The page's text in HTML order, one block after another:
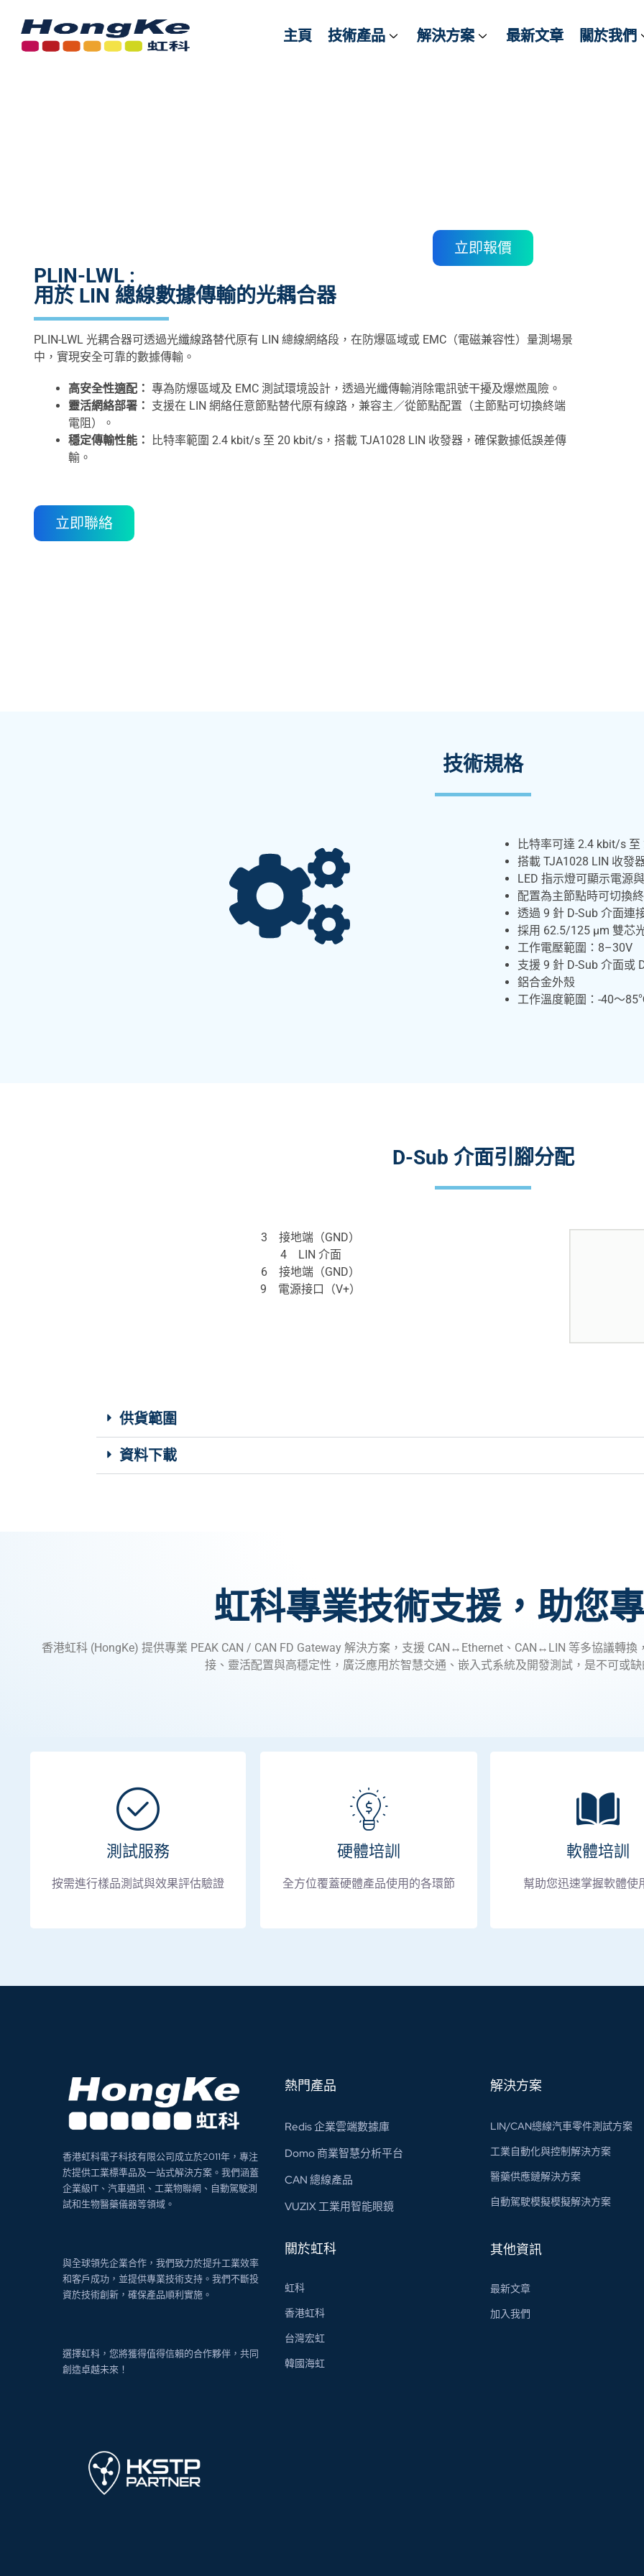
主頁 技術產品 解決方案 最新文章 關於我們
主頁 技術產品 解決方案 最新文章 關於我們
立即報價
PLIN-LWL :
用於 LIN 總線數據傳輸的光耦合器
PLIN-LWL 光耦合器可透過光纖線路替代原有 LIN 總線網絡段，在防爆區域或 EMC（電磁兼容性）量測場景
中，實現安全可靠的數據傳輸。
高安全性適配： 專為防爆區域及 EMC 測試環境設計，透過光纖傳輸消除電訊號干擾及爆燃風險。
靈活網絡部署： 支援在 LIN 網絡任意節點替代原有線路，兼容主／從節點配置（主節點可切換終端
電阻）。
穩定傳輸性能：
比特率範圍 2.4 kbit/s 至 20 kbit/s，搭載 TJA1028 LIN 收發器，確保數據低誤差傳
輸。
立即聯絡
技術規格
比特率可達 2.4 kbit/s
搭載 TJA1028 LIN 收發
LED 指示燈可顯示電源
配置為主節點時可切換
透過 9 針 D-Sub 介面連
採用 62.5/125 µm 雙芯
工作電壓範圍：8–30V
支援 9 針 D-Sub 介面或
鋁合金外殼
工作溫度範圍：-40～
D-Sub 介面引腳分配
3 接地端（GND）
4 LIN 介面
6 接地端（GND）
9 電源接口（V+）
供貨範圍
資料下載
虹科專業技術支援，助您
香港虹科 (HongKe) 提供專業 PEAK CAN / CAN FD Gateway 解決方案，支援 CAN↔Ethernet、CAN↔LIN 等多協議轉
接、靈活配置與高穩定性，廣泛應用於智慧交通、嵌入式系統及開發測試，是不可或
測試服務
按需進行樣品測試與效果評估驗證
硬體培訓
全方位覆蓋硬體產品使用的各環節
軟體培訓
幫助您迅速掌握軟體使
香港虹科電子科技有限公司成立於2011年，專注
於提供工業標準品及一站式解決方案。我們涵蓋
企業級IT、汽車通訊、工業物聯網、自動駕駛測
試和生物醫藥儀器等領域。
與全球領先企業合作，我們致力於提升工業效率
和客戶成功，並提供專業技術支持。我們不斷投
資於技術創新，確保產品順利實施。
選擇虹科，您將獲得值得信賴的合作夥伴，共同
創造卓越未來！
熱門產品
Redis 企業雲端數據庫
Domo 商業智慧分析平台
CAN 總線​產品
VUZIX 工業用智能眼鏡
關於虹科
虹科
香港虹科
台灣宏虹
韓國海虹
解決方案
LIN/CAN總線汽車零件測試方案
工業自動化與控制解決方案
醫藥供應鏈解決方案
自動駕駛模擬模擬解決方案
其他資訊
最新文章
加入我們